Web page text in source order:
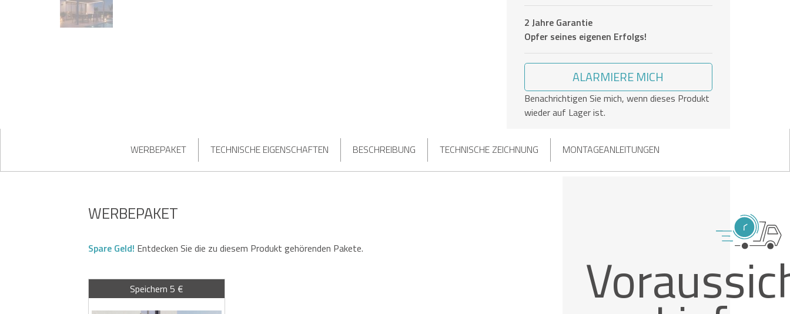
2 Jahre Garantie
Opfer seines eigenen Erfolgs!
ALARMIERE MICH
Benachrichtigen Sie mich, wenn dieses Produkt
wieder auf Lager ist.
WERBEPAKET TECHNISCHE EIGENSCHAFTEN BESCHREIBUNG TECHNISCHE ZEICHNUNG MONTAGEANLEITUNGEN
WERBEPAKET
Spare Geld! Entdecken Sie die zu diesem Produkt gehörenden Pakete.
Speichern 5 €